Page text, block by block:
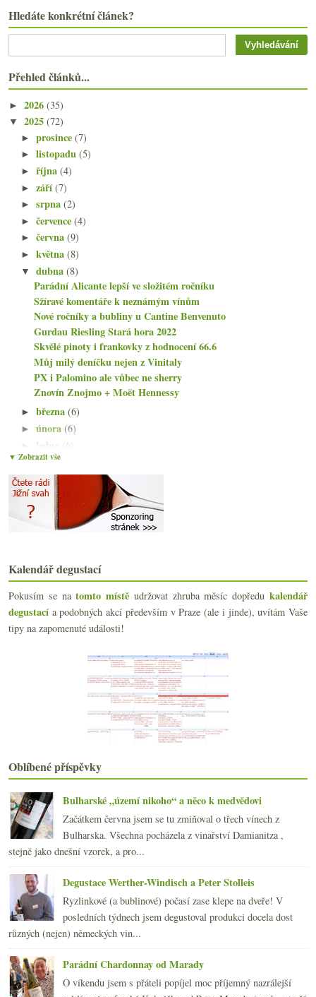
Hledáte konkrétní článek?
Přehled článků...
► 2026 (35)
▼ 2025 (72)
►prosince(7)
►listopadu(5)
►října(4)
►září(7)
►srpna(2)
►července(4)
►června(9)
►května(8)
▼dubna(8)
Parádní Alicante lepší ve složitém ročníku
Sžíravé komentáře k neznámým vínům
Nové ročníky a bubliny u Cantine Benvenuto
Gurdau Riesling Stará hora 2022
Skvělé pinoty i frankovky z hodnocení 66.6
Můj milý deníčku nejen z Vinitaly
PX i Palomino ale vůbec ne sherry
Znovín Znojmo + Moët Hennessy
►března(6)
►února(6)
► ledna (6)
2024
►2023(160)
►2022(225)
► 2021 (239)
(239)
►2018(240)
►2017(240)
►2016 (250)
►2015(251)
► 2014(254)
▼ Zobrazit vše
Kalendář degustací
Pokusím se natomto místě udržovat zhruba měsíc dopředukalendář
degustacía podobných akcí především v Praze (ale i jinde), uvítám Vaše
tipy na zapomenuté události!
Oblíbené příspěvky
Bulharské „území nikoho“ a něco k medvědovi
Začátkem června jsem se tu zmiňoval o třech vínech z
Bulharska. Všechna pocházela z vinařství Damianitza ,
stejně jako dnešní vzorek, a pro...
Degustace Werther-Windisch a Peter Stolleis
Ryzlinkové (a bublinové) počasí zase klepe na dveře! V
posledních týdnech jsem degustoval produkci docela dost
různých (nejen) německých vin...
Parádní Chardonnay od Marady
O víkendu jsem s přáteli popíjel moc příjemný nazrálejší